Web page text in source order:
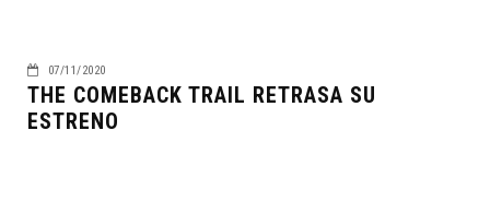
07/11/2020
THE COMEBACK TRAIL RETRASA SU
ESTRENO